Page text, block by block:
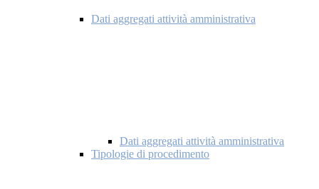
Dati aggregati attività amministrativa
Dati aggregati attività amministrativa
Tipologie di procedimento